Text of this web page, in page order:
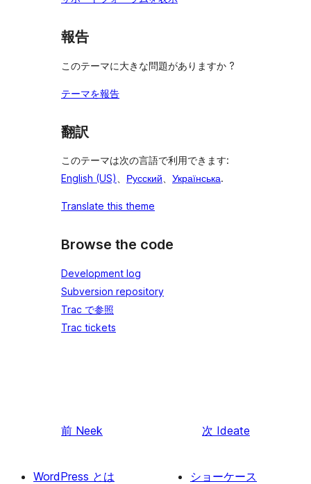
報告
このテーマに大きな問題がありますか ?
テーマを報告
翻訳
このテーマは次の言語で利用できます:
English (US)、 Русский、 Українська.
Translate this theme
Browse the code
Development log
Subversion repository
Trac で参照
Trac tickets
前 Neek 次 Ideate
WordPress とは
ショーケース